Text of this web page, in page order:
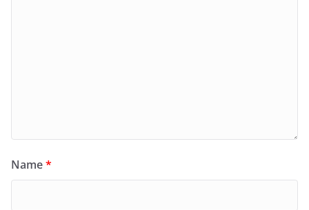
Name*